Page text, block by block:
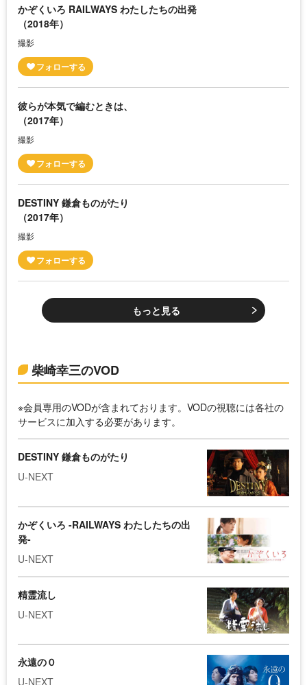
かぞくいろ RAILWAYS わたしたちの出発
（2018年）
撮影
彼らが本気で編むときは、
（2017年）
撮影
DESTINY 鎌倉ものがたり
（2017年）
撮影
もっと見る
柴崎幸三のVOD
※会員専用のVODが含まれております。VODの視聴には各社の
サービスに加入する必要があります。
DESTINY 鎌倉ものがたり
U-NEXT
かぞくいろ -RAILWAYS わたしたちの出
発-
U-NEXT
精霊流し
U-NEXT
永遠の０
U-NEXT